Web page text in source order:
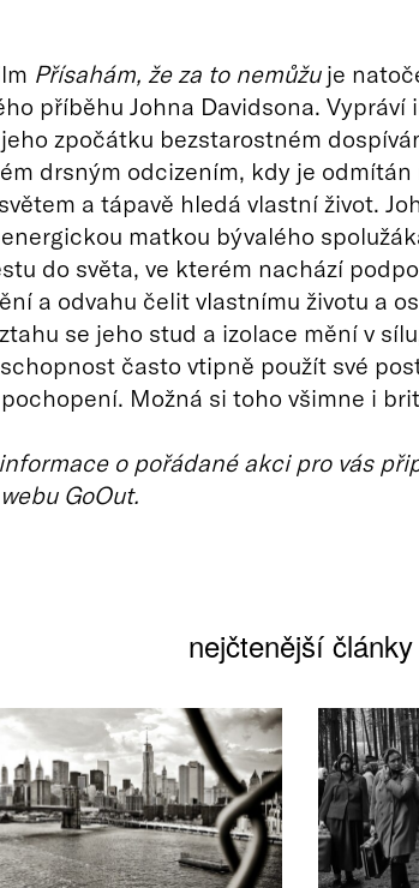
Přísahám, že za to nemůžuje
příběhu Johna Davidsona. Vypráví
zpočátku bezstarostném
drsným odcizením, kdy je
a tápavě hledá vlastní život.
matkou bývalého
do světa, ve kterém nachází
a odvahu čelit vlastnímu životu a
se jeho stud a izolace mění v
často vtipně použít své
Možná si toho všimne i
o pořádané akci pro vás
GoOut.
nejčtenější články